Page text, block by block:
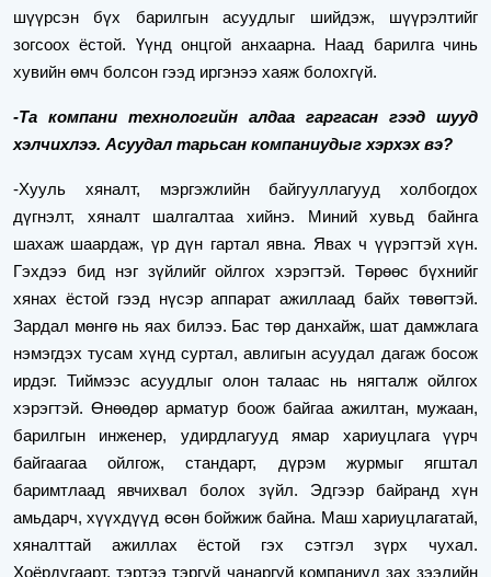
шүүрсэн бүх барилгын асуудлыг шийдэж, шүүрэлтийг
зогсоох ёстой. Үүнд онцгой анхаарна. Наад барилга чинь
хувийн өмч болсон гээд иргэнээ хаяж болохгүй.
-Та компани технологийн алдаа гаргасан гээд шууд
хэлчихлээ. Асуудал тарьсан компаниудыг хэрхэх вэ?
-Хууль хяналт, мэргэжлийн байгууллагууд холбогдох
дүгнэлт, хяналт шалгалтаа хийнэ. Миний хувьд байнга
шахаж шаардаж, үр дүн гартал явна. Явах ч үүрэгтэй хүн.
Гэхдээ бид нэг зүйлийг ойлгох хэрэгтэй. Төрөөс бүхнийг
хянах ёстой гээд нүсэр аппарат ажиллаад байх төвөгтэй.
Зардал мөнгө нь яах билээ. Бас төр данхайж, шат дамжлага
нэмэгдэх тусам хүнд суртал, авлигын асуудал дагаж босож
ирдэг. Тиймээс асуудлыг олон талаас нь нягталж ойлгох
хэрэгтэй. Өнөөдөр арматур боож байгаа ажилтан, мужаан,
барилгын инженер, удирдлагууд ямар хариуцлага үүрч
байгаагаа ойлгож, стандарт, дүрэм журмыг ягштал
баримтлаад явчихвал болох зүйл. Эдгээр байранд хүн
амьдарч, хүүхдүүд өсөн бойжиж байна. Маш хариуцлагатай,
хяналттай ажиллах ёстой гэх сэтгэл зүрх чухал.
Хоёрдугаарт, тэртээ тэргүй чанаргүй компаниуд зах зээлийн